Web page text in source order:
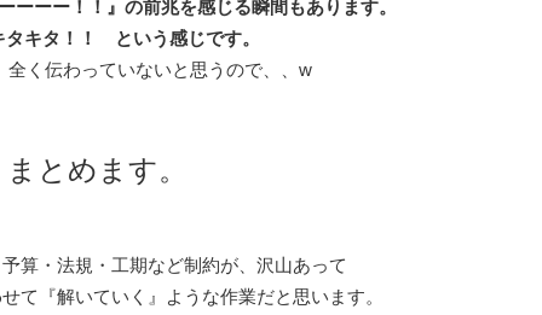
ーーー！！』の前兆を感じる瞬間もあります。
タキタ！！ という感じです。
全く伝わっていないと思うので、、w
まとめます。
算・法規・工期など制約が、沢山あって
て『解いていく』ような作業だと思います。